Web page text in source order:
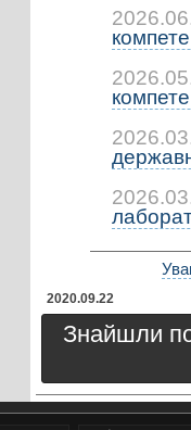
2020.09.22
Знайшли